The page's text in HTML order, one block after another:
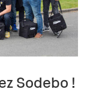
Sodebo !